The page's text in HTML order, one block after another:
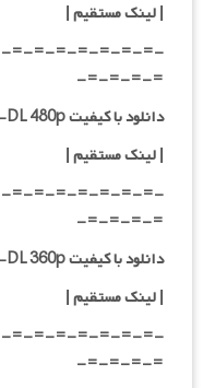
|لینک مستقیم|
=-=-=-=-=-=-=-
=-=-=-=-
دانلود با کیفیت Web-DL 480p ریلیز F2M
|لینک مستقیم|
=-=-=-=-=-=-=-
=-=-=-=-
دانلود با کیفیت Web-DL 360p ریلیز F2M
| لینک مستقیم|
=-=-=-=-=-=-=-
=-=-=-=-